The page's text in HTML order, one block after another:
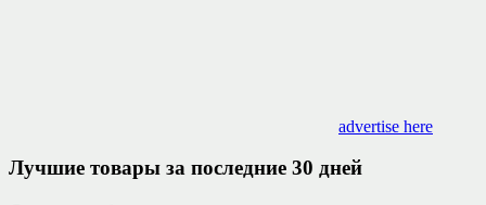
advertise here
Лучшие товары за последние 30 дней